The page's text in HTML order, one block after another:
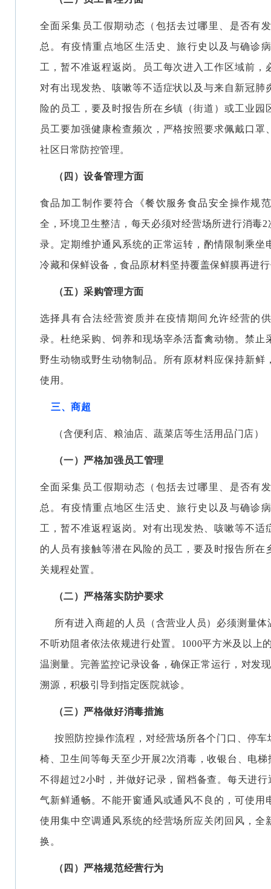
全面采集员工假期动态（包括去过哪里、是否有
总。有疫情重点地区生活史、旅行史以及与确诊
工，暂不准返程返岗。员工每次进入工作区域前
对有出现发热、咳嗽等不适症状以及与来自新冠
险的员工，要及时报告所在乡镇（街道）或工业
员工要加强健康检查频次，严格按照要求佩戴口
社区日常防控管理。
（四）设备管理方面
食品加工制作要符合《餐饮服务食品安全操作规
全，环境卫生整洁，每天必须对经营场所进行消毒
录。定期维护通风系统的正常运转，酌情限制乘
冷藏和保鲜设备，食品原材料坚持覆盖保鲜膜再进
（五）采购管理方面
选择具有合法经营资质并在疫情期间允许经营的
录。杜绝采购、饲养和现场宰杀活畜禽动物。禁
野生动物或野生动物制品。所有原材料应保持新
使用。
三、商超
（含便利店、粮油店、蔬菜店等生活用品门店）
（一）严格加强员工管理
全面采集员工假期动态（包括去过哪里、是否有
总。有疫情重点地区生活史、旅行史以及与确诊
工，暂不准返程返岗。对有出现发热、咳嗽等不
的人员有接触等潜在风险的员工，要及时报告所
关规程处置。
（二）严格落实防护要求
所有进入商超的人员（含营业人员）必须测量体
不听劝阻者依法依规进行处置。1000平方米及以上
温测量。完善监控记录设备，确保正常运行，对发
溯源，积极引导到指定医院就诊。
（三）严格做好消毒措施
按照防控操作流程，对经营场所各个门口、停车
椅、卫生间等每天至少开展2次消毒，收银台、电
不得超过2小时，并做好记录，留档备查。每天进
气新鲜通畅。不能开窗通风或通风不良的，可使
使用集中空调通风系统的经营场所应关闭回风，
换。
（四）严格规范经营行为